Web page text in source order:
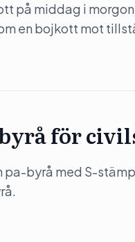
på middag i
en bojkott mot
för
byrå med S-